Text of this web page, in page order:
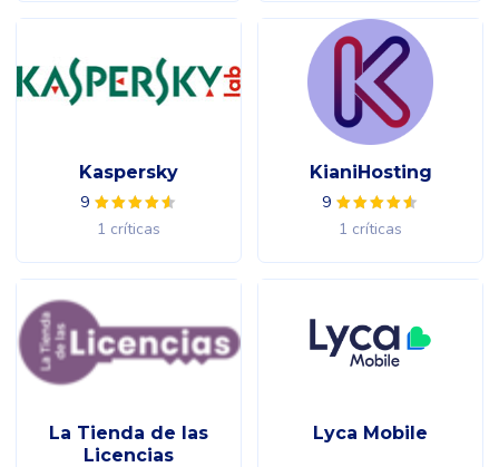
Kaspersky
9
1 críticas
KianiHosting
9
1 críticas
La Tienda de las
Licencias
Lyca Mobile